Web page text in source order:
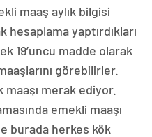
maaş aylık bilgisi
hesaplama yaptırdıkları
19’uncu madde olarak
görebilirler.
merak ediyor.
emekli maaşı
burada herkes kök